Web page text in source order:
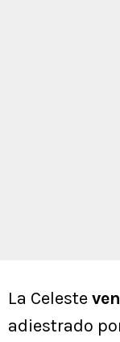
La Celeste
adiestrado